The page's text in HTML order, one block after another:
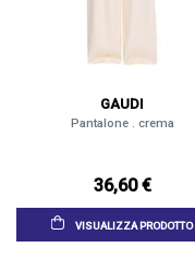
GAUDI
Pantalone . crema
36,60 €
VISUALIZZA PRODOTTO